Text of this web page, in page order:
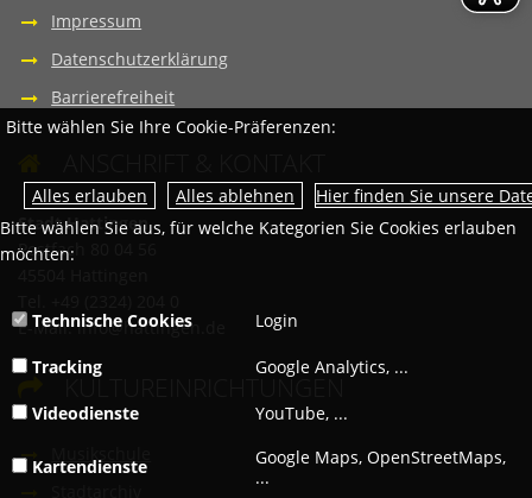
Impressum
Datenschutzerklärung
Barrierefreiheit
Stadt Hattingen
Postfach 80 04 56
E-Mail:info@hattingen.de
KULTUREINRICHTUNGEN
Bitte wählen Sie Ihre Cookie-Präferenzen:
Hier finden Sie unsere
Bitte wählen Sie aus, für welche Kategorien Sie Cookies erlauben
möchten:
Technische Cookies Login
Tracking Google Analytics, ...
Videodienste YouTube, ...
Kartendienste
Google Maps, OpenStreetMaps,
...